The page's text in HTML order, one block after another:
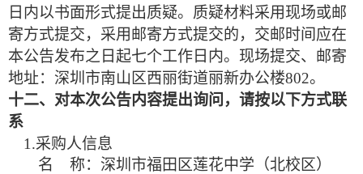
日内以书面形式提出质疑。质疑材料采用现场或邮
寄方式提交，采用邮寄方式提交的，交邮时间应在
本公告发布之日起七个工作日内。现场提交、邮寄
地址：深圳市南山区西丽街道丽新办公楼802。
十二、对本次公告内容提出询问，请按以下方式联
系
1.采购人信息
名
称： 深圳市福田区莲花中学（北校区）